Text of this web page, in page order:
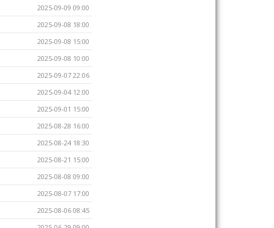
2025-09-09 09:00
2025-09-08 18:00
2025-09-08 15:00
2025-09-08 10:00
2025-09-07 22:06
2025-09-04 12:00
2025-09-01 15:00
2025-08-28 16:00
2025-08-24 18:30
2025-08-21 15:00
2025-08-08 09:00
2025-08-07 17:00
2025-08-06 08:45